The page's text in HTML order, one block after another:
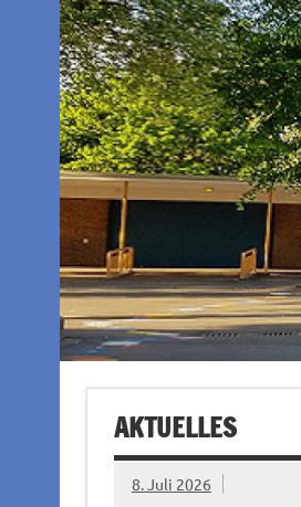
AKTUELLES
8. Juli 2026